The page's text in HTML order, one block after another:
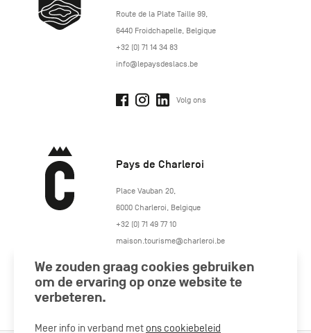
http://www.lepaysdeslacs.be/
Route de la Plate Taille 99,
6440 Froidchapelle, Belgique
+32 (0) 71 14 34 83
info@lepaysdeslacs.be
Volg ons
Pays de Charleroi
https://www.paysdecharleroi.be/
Place Vauban 20,
6000 Charleroi Belgique
+32 (0) 71 49 77 10
maison.tourisme@charleroi.be
Volg ons
We zouden graag cookies gebruiken
om de ervaring op onze website te
verbeteren.
Meer info in verband met ons cookiebeleid